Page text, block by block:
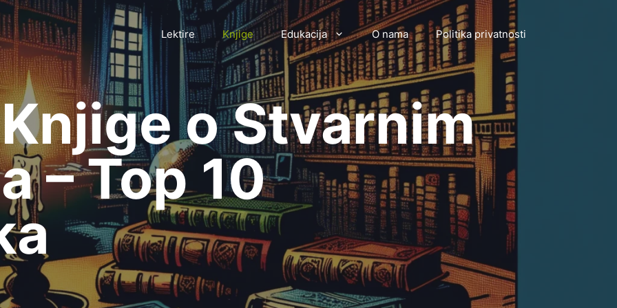
Lektire Knjige Edukacija O nama Politika privatnosti
o Stvarnim
– Top 10